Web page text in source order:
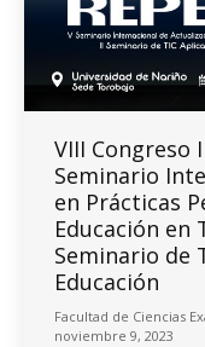
VIII Congreso
Seminario
en Prácticas
Educación en
Seminario de
Educación
Facultad de Ciencias
noviembre 9, 2023